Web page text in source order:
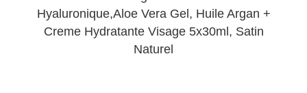
Hyaluronique,Aloe Vera Gel, Huile Argan +
Creme Hydratante Visage 5x30ml, Satin
Naturel